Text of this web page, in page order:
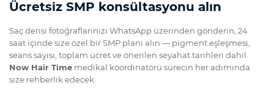
Ücretsiz SMP konsültasyonu alın
Saç derisi fotoğraflarınızı WhatsApp üzerinden gönderin, 24
saat içinde size özel bir SMP planı alın — pigment eşleşmesi,
seans sayısı, toplam ücret ve önerilen seyahat tarihleri dahil.
Now Hair Time medikal koordinatörü sürecin her adımında
size rehberlik edecek.